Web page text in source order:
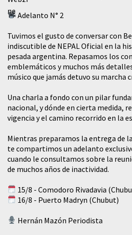
Adelanto N° 2
Tuvimos el gusto de conversar con
indiscutible de NEPAL Oficial en la
pesada argentina. Repasamos los
emblemáticos y muchos más
músico que jamás detuvo su marcha
​Una charla a fondo con un pilar
nacional, y dónde en cierta medida,
vigencia y el camino recorrido en la
Mientras preparamos la entrega de
te compartimos un adelanto
cuando le consultamos sobre la
de muchos años de inactividad.
15/8 - Comodoro Rivadavia
16/8 - Puerto Madryn (Chubut)
Hernán Mazón Periodista